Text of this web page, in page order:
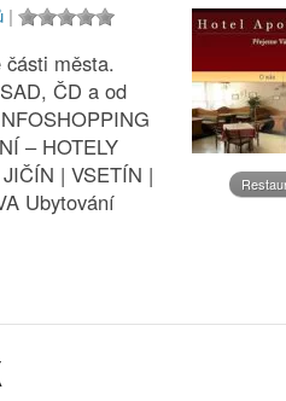
|
města.
ČD a od
– HOTELY
| VSETÍN |
Ubytování